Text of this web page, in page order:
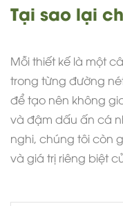
Tại sao lại
Mỗi thiết kế là một
trong từng đường
để tạo nên không
và đậm dấu ấn cá
nghi, chúng tôi còn
và giá trị riêng biệt